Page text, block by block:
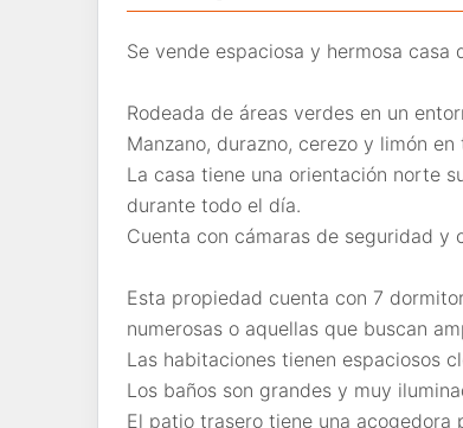
Se vende espaciosa y hermosa casa
Rodeada de áreas verdes en un
Manzano, durazno, cerezo y limón
La casa tiene una orientación norte
durante todo el día.
Cuenta con cámaras de seguridad y
Esta propiedad cuenta con 7
numerosas o aquellas que buscan
Las habitaciones tienen espaciosos
Los baños son grandes y muy
El patio trasero tiene una